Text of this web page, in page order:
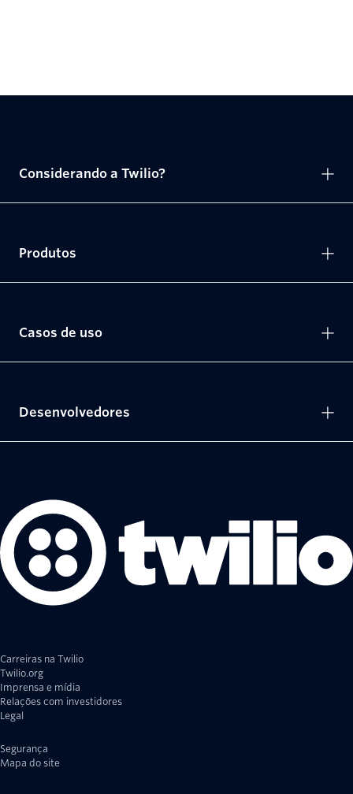
Carreiras na Twilio
Twilio.org
Imprensa e mídia
Relações com investidores
Legal
Segurança
Mapa do site
Considerando a Twilio?
Produtos
Casos de uso
Desenvolvedores